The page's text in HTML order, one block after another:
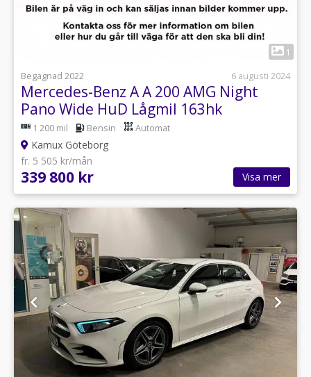
1
Begagnad 2022
6 augusti 2024
Mercedes-Benz A A 200 AMG Night
Pano Wide HuD Lågmil 163hk
1 200 mil Bensin Automat
Kamux Göteborg
fr. 5 505 kr/mån
339 800 kr Visa mer